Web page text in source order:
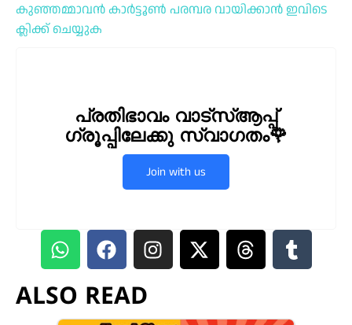
കുഞ്ഞമ്മാവൻ കാർട്ടൂൺ പരമ്പര വായിക്കാൻ ഇവിടെ
ക്ലിക്ക് ചെയ്യുക
പ്രതിഭാവം വാട്സ്ആപ്പ്
ഗ്രൂപ്പിലേക്കു സ്വാഗതം🌹
Join with us
ALSO READ